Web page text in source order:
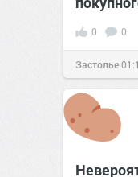
0 0
Застолье